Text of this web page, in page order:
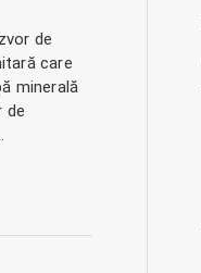
de
care
minerală
de